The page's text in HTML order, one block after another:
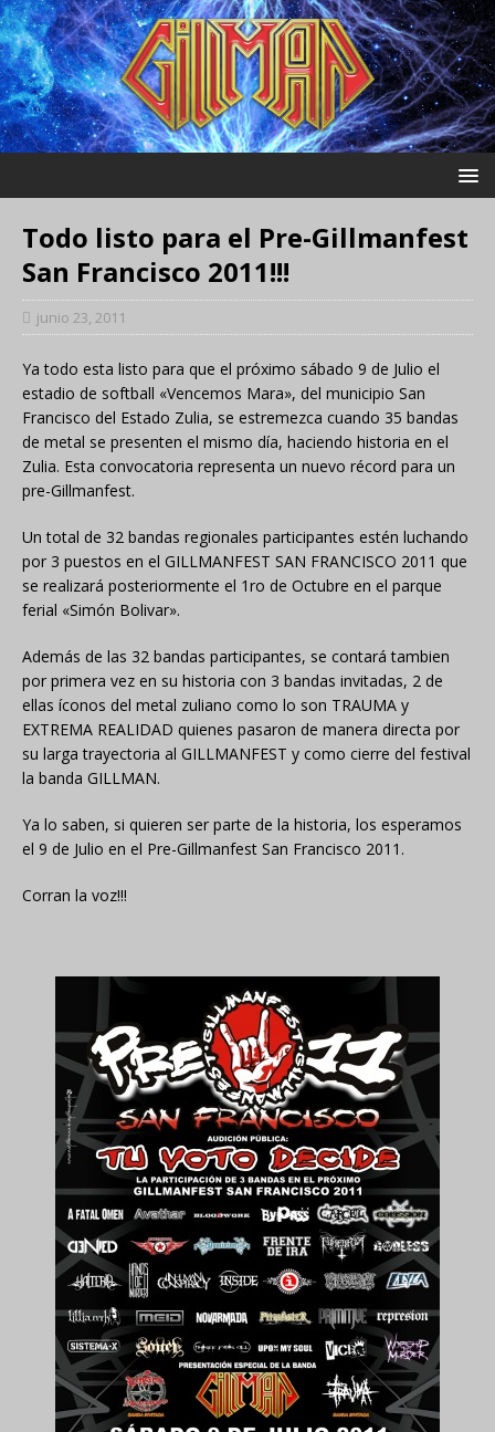
Todo listo para el Pre-Gillmanfest
San Francisco 2011!!!
junio 23, 2011
Ya todo esta listo para que el próximo sábado 9 de Julio el
estadio de softball «Vencemos Mara», del municipio San
Francisco del Estado Zulia, se estremezca cuando 35 bandas
de metal se presenten el mismo día, haciendo historia en el
Zulia. Esta convocatoria representa un nuevo récord para un
pre-Gillmanfest.
Un total de 32 bandas regionales participantes estén luchando
por 3 puestos en el GILLMANFEST SAN FRANCISCO 2011 que
se realizará posteriormente el 1ro de Octubre en el parque
ferial «Simón Bolivar».
Además de las 32 bandas participantes, se contará tambien
por primera vez en su historia con 3 bandas invitadas, 2 de
ellas íconos del metal zuliano como lo son TRAUMA y
EXTREMA REALIDAD quienes pasaron de manera directa por
su larga trayectoria al GILLMANFEST y como cierre del festival
la banda GILLMAN.
Ya lo saben, si quieren ser parte de la historia, los esperamos
el 9 de Julio en el Pre-Gillmanfest San Francisco 2011.
Corran la voz!!!